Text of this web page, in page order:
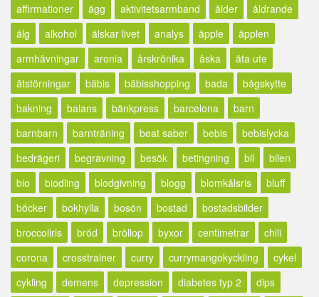
affirmationer
ägg aktivitetsarmband ålder
åldrande
älg
alkohol älskar livet analys äpple
äpplen
armhävningar
aronia årskrönika åska
äta ute
ätstörningar
bäbis bäbisshopping bada
bågskytte
bakning
balans bänkpress barcelona
barn
barnbarn
barnträning beat saber bebis
bebislycka
bedrägeri
begravning besök betingning bil
bilen
bio
biodling blodgivning blogg blomkålsris
bluff
böcker
bokhylla bosön bostad
bostadsbilder
broccoliris
bröd bröllop byxor centimetrar
chili
corona
crosstrainer curry currymangokyckling
cykel
cykling
demens depression diabetes typ 2
dips